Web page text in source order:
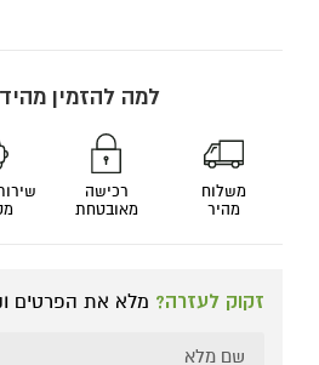
למה להזמין
משלוח
מהיר
רכישה
מאובטחת
זקוק לעזרה? מלא את הפרטים